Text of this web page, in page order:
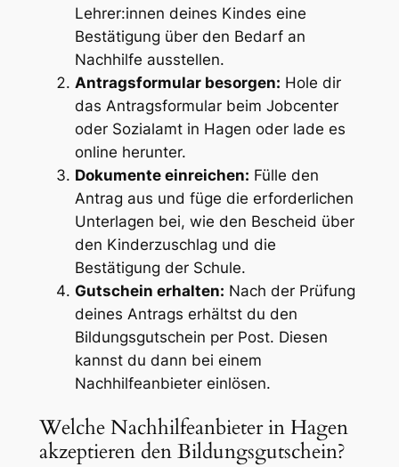
Lehrer:innen deines Kindes eine
Bestätigung über den Bedarf an
Nachhilfe ausstellen.
Antragsformular besorgen: Hole dir
das Antragsformular beim Jobcenter
oder Sozialamt in Hagen oder lade es
online herunter.
Dokumente einreichen: Fülle den
Antrag aus und füge die erforderlichen
Unterlagen bei, wie den Bescheid über
den Kinderzuschlag und die
Bestätigung der Schule.
Gutschein erhalten: Nach der Prüfung
deines Antrags erhältst du den
Bildungsgutschein per Post. Diesen
kannst du dann bei einem
Nachhilfeanbieter einlösen.
Welche Nachhilfeanbieter in Hagen
akzeptieren den Bildungsgutschein?